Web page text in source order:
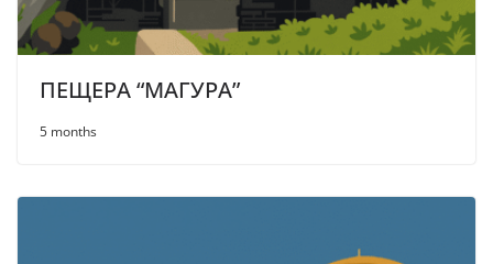
ПЕЩЕРА “МАГУРА”
5 months